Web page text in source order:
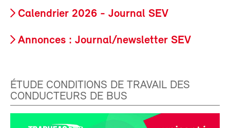
Calendrier 2026 - Journal SEV
Annonces : Journal/newsletter SEV
ÉTUDE CONDITIONS DE TRAVAIL DES
CONDUCTEURS DE BUS